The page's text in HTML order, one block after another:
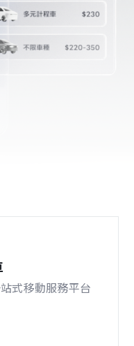
式移動服務平台